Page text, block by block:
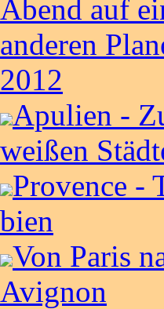
Abend auf
anderen
2012
Apulien -
weißen
Provence -
bien
Von Paris
Avignon